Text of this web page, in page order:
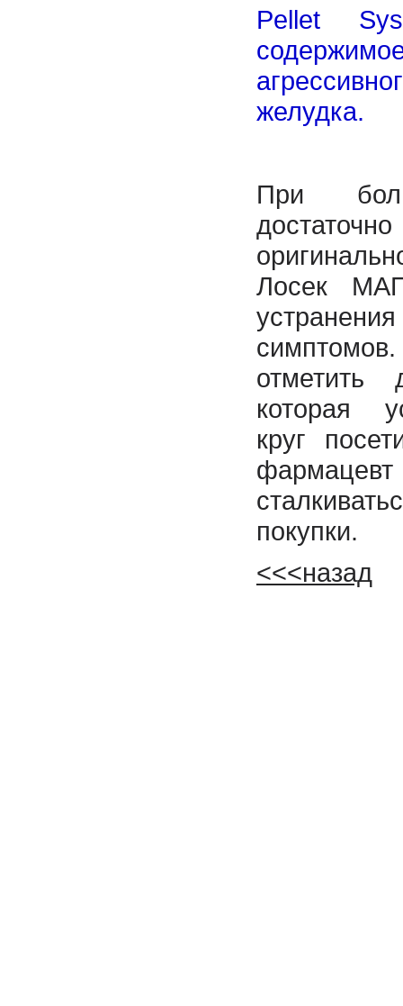
Pellet
желудка.
При
Лосек
отметить
которая
круг
покупки.
<<<назад